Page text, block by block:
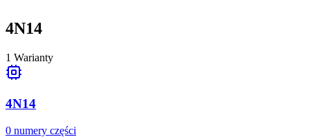
4N14
1 Warianty
4N14
0 numery części